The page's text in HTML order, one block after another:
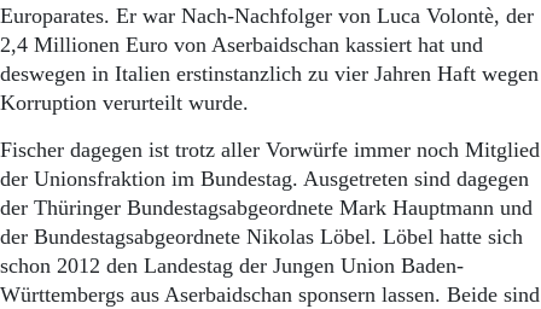
Europarates. Er war Nach-Nachfolger von Luca Volontè, der
2,4 Millionen Euro von Aserbaidschan kassiert hat und
deswegen in Italien erstinstanzlich zu vier Jahren Haft wegen
Korruption verurteilt wurde.
Fischer dagegen ist trotz aller Vorwürfe immer noch Mitglied
der Unionsfraktion im Bundestag. Ausgetreten sind dagegen
der Thüringer Bundestagsabgeordnete Mark Hauptmann und
der Bundestagsabgeordnete Nikolas Löbel. Löbel hatte sich
schon 2012 den Landestag der Jungen Union Baden-
Württembergs aus Aserbaidschan sponsern lassen. Beide sind